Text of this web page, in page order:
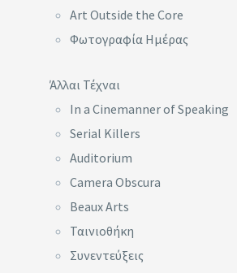
Art Outside the Core
Φωτογραφία Ημέρας
Άλλαι Τέχναι
In a Cinemanner of Speaking
Serial Killers
Auditorium
Camera Obscura
Beaux Arts
Ταινιοθήκη
Συνεντεύξεις